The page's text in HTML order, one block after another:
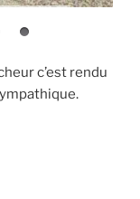
c’est rendu